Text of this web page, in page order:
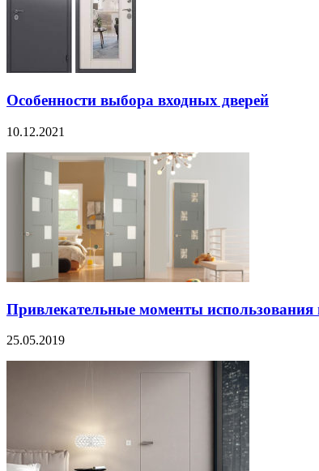
Особенности выбора входных дверей
10.12.2021
Привлекательные моменты
25.05.2019